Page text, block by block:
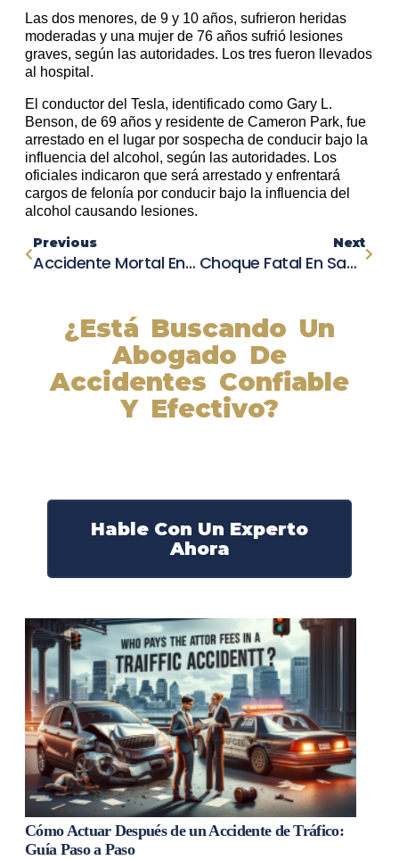
Las dos menores, de 9 y 10 años, sufrieron heridas
moderadas y una mujer de 76 años sufrió lesiones
graves, según las autoridades. Los tres fueron llevados
al hospital.
El conductor del Tesla, identificado como Gary L.
Benson, de 69 años y residente de Cameron Park, fue
arrestado en el lugar por sospecha de conducir bajo la
influencia del alcohol, según las autoridades. Los
oficiales indicaron que será arrestado y enfrentará
cargos de felonía por conducir bajo la influencia del
alcohol causando lesiones.
Previous
Accidente Mortal En La I-80 En San Pablo: Un Conductor Fallecido Y Múltiples Autos Involucrados
Next
Choque Fatal En San Luis Deja Cuatro Personas Muertas Y Cuatro Gravemente Heridas
¿Está Buscando Un
Abogado De
Accidentes Confiable
Y Efectivo?
Hable Con Un Experto
Ahora
Cómo Actuar Después de un Accidente de Tráfico:
Guía Paso a Paso